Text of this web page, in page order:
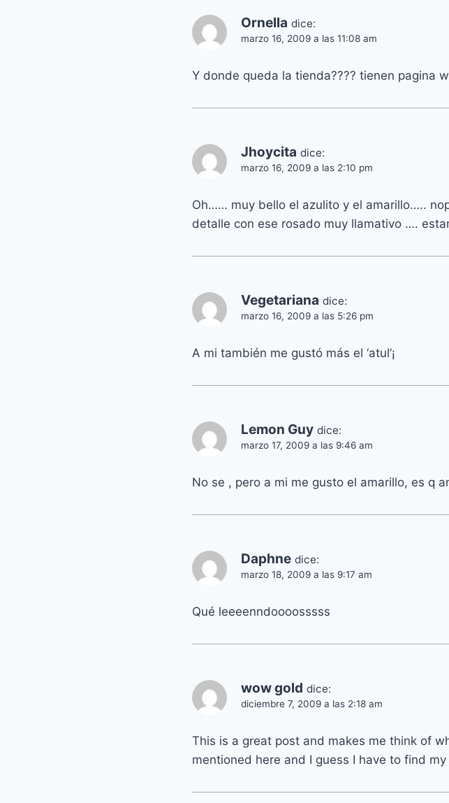
Ornella dice:
marzo 16, 2009 a las 11:08 am
Y donde queda la tienda???? tienen pagina
Jhoycita dice:
marzo 16, 2009 a las 2:10 pm
Oh…… muy bello el azulito y el amarillo…..
detalle con ese rosado muy llamativo ….
Vegetariana dice:
marzo 16, 2009 a las 5:26 pm
A mi también me gustó más el ‘atul’¡
Lemon Guy dice:
marzo 17, 2009 a las 9:46 am
No se , pero a mi me gusto el amarillo, es q
Daphne dice:
marzo 18, 2009 a las 9:17 am
Qué leeeenndoooosssss
wow gold dice:
diciembre 7, 2009 a las 2:18 am
This is a great post and makes me think of
mentioned here and I guess I have to find